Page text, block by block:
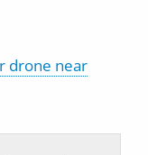
drone near